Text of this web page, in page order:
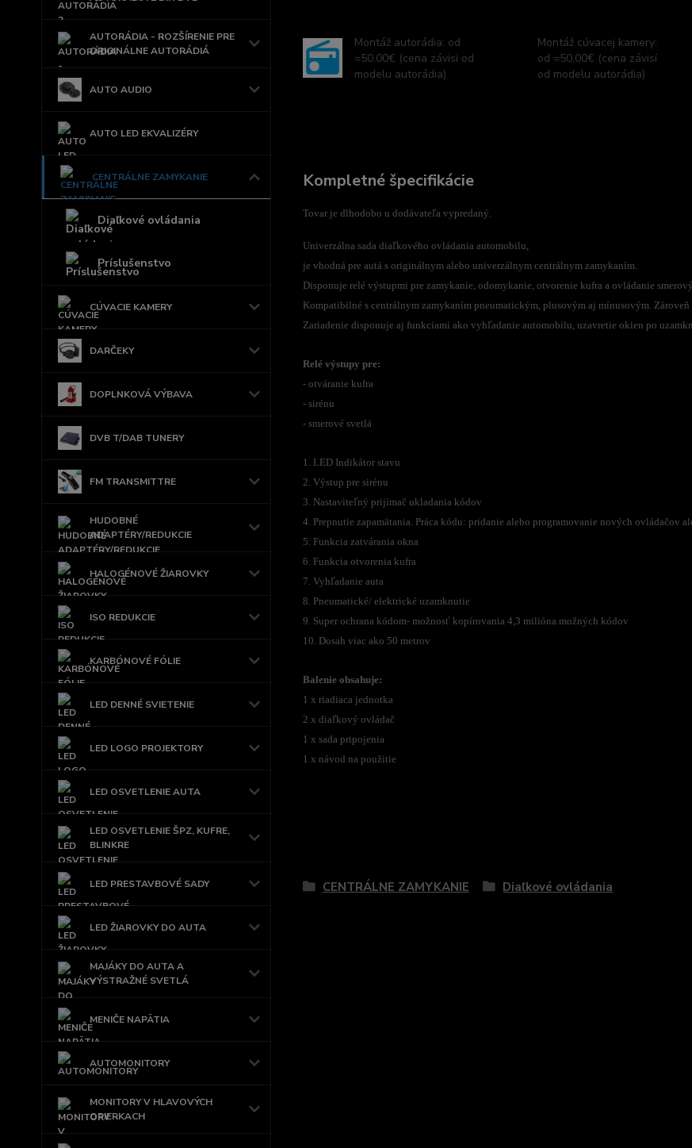
AUTORÁDIA - ROZŠÍRENIE PRE
ORIGINÁLNE AUTORÁDIÁ
AUTO AUDIO
AUTO LED EKVALIZÉRY
CENTRÁLNE ZAMYKANIE
Diaľkové ovládania
Príslušenstvo
CÚVACIE KAMERY
DARČEKY
DOPLNKOVÁ VÝBAVA
DVB T/DAB TUNERY
FM TRANSMITTRE
HUDOBNÉ
ADAPTÉRY/REDUKCIE
HALOGÉNOVÉ ŽIAROVKY
ISO REDUKCIE
KARBÓNOVÉ FÓLIE
LED DENNÉ SVIETENIE
LED LOGO PROJEKTORY
LED OSVETLENIE AUTA
LED OSVETLENIE ŠPZ, KUFRE,
BLINKRE
LED PRESTAVBOVÉ SADY
LED ŽIAROVKY DO AUTA
MAJÁKY DO AUTA A
VÝSTRAŽNÉ SVETLÁ
MENIČE NAPÄTIA
AUTOMONITORY
MONITORY V HLAVOVÝCH
OPIERKACH
Montáž autorádia: od
=50,00€ (cena závisí od
modelu autorádia)
Montáž cúvacej kamery:
od =50,00€ (cena závisí
od modelu autorádia)
Kompletné špecifikácie
Tovar je dlhodobo u dodávateľa vypredaný.
Univerzálna sada diaľkového ovládania automobilu,
je vhodná pre autá s originálnym alebo univerzálnym centrálnym zamykaním.
Disponuje relé výstupmi pre zamykanie, odomykanie, otvorenie kufra a ovládanie
Kompatibilné s centrálnym zamykaním pneumatickým, plusovým aj mínusovým.
Zariadenie disponuje aj funkciami ako vyhľadanie automobilu, uzavretie okien po
Relé výstupy pre:
- otváranie kufra
- sirénu
- smerové svetlá
1. LED Indikátor stavu
2. Výstup pre sirénu
3. Nastaviteľný prijímač ukladania kódov
4. Prepnutie zapamätania. Práca kódu: pridanie alebo programovanie nových ovládačov
5. Funkcia zatvárania okna
6. Funkcia otvorenia kufra
7. Vyhľadanie auta
8. Pneumatické/ elektrické uzamknutie
9. Super ochrana kódom- možnosť kopírovania 4,3 milióna možných kódov
10. Dosah viac ako 50 metrov
Balenie obsahuje:
1 x riadiaca jednotka
2 x diaľkový ovládač
1 x sada pripojenia
1 x návod na použitie
CENTRÁLNE ZAMYKANIE Diaľkové ovládania